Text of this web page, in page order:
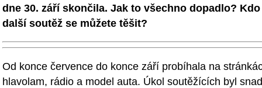
dne 30. září skončila. Jak to všechno dopadlo?
další soutěž se můžete těšit?
Od konce července do konce září probíhala na
hlavolam, rádio a model auta. Úkol soutěžících byl